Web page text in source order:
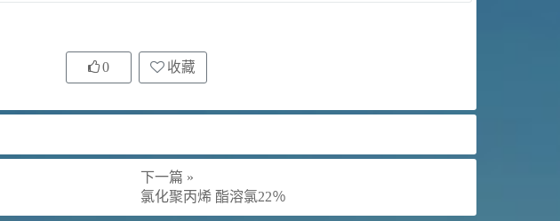
0 收藏
下一篇 »
氯化聚丙烯 酯溶氯22％